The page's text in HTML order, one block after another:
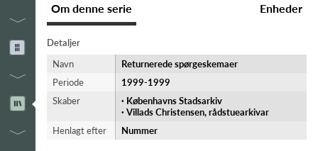
Om denne serie Enheder
Detaljer
Navn
Returnerede spørgeskemaer
Periode
1999-​1999
Skaber
· Københavns Stadsarkiv
· Villads Christensen, rådstuearkivar
Henlagt efter
Nummer